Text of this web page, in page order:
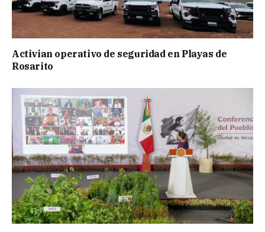
Activian operativo de seguridad en Playas de
Rosarito